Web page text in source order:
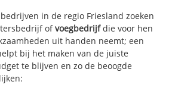
in de regio Friesland zoeken
ofvoegbedrijfdie voor hen
uit handen neemt; een
bij het maken van de juiste
te blijven en zo de beoogde